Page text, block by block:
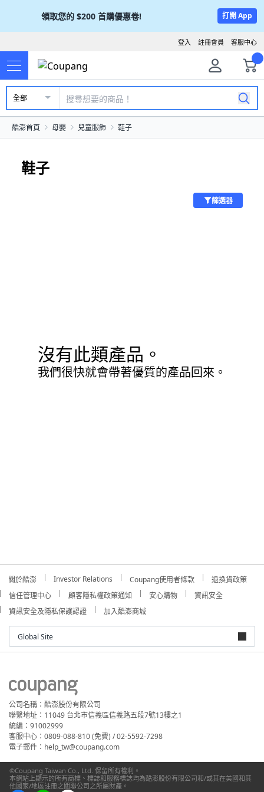
領取您的 $200 首購優惠卷! 打開 App
客服中心
註冊會員
登入
全部
酷澎首頁 母嬰 兒童服飾 鞋子
鞋子
篩選器
沒有此類產品。
我們很快就會帶著優質的產品回來。
關於酷澎 Investor Relations Coupang使用者條款
退換貨政策
信任管理中心
顧客隱私權政策通知 安心購物
資訊安全
資訊安全及隱私保護認證
加入酷澎商城
Global Site
公司名稱：酷澎股份有限公司
聯繫地址：11049 台北市信義區信義路五段7號13樓之1
統編：91002999
客服中心：0809-088-810 (免費) / 02-5592-7298
電子郵件：help_tw@coupang.com
©Coupang Taiwan Co., Ltd. 保留所有權利。
本網站上顯示的所有商標、標誌和服務標誌均為酷澎股份有限公司和/或其在美國和其
他國家/地區註冊之關聯公司之所屬財產。